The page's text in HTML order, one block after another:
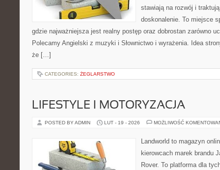
stawiają na rozwój i
doskonalenie. To miejsce
gdzie najważniejsza jest realny postęp oraz dobrostan zarówno
Polecamy Angielski z muzyki i Słownictwo i wyrażenia. Idea
że […]
CATEGORIES: ŻEGLARSTWO
LIFESTYLE I MOTORYZACJA
POSTED BY ADMIN LUT - 19 - 2026 MOŻLIWOŚĆ
Landworld to magazyn
kierowcach marek brandu
Rover. To platforma dla